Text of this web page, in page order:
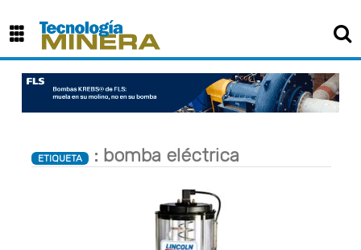
ETIQUETA : bomba eléctrica